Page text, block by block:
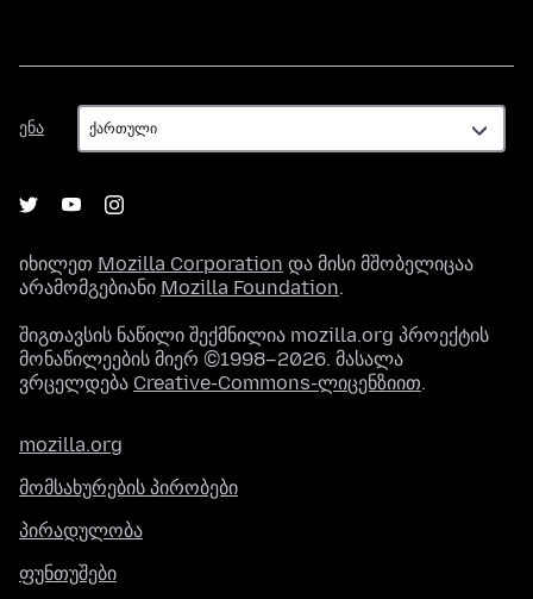
ენა
ენა
იხილეთ Mozilla Corporation და მისი მშობელიცაა
არამომგებიანი Mozilla Foundation.
შიგთავსის ნაწილი შექმნილია mozilla.org პროექტის
მონაწილეების მიერ ©1998–2026. მასალა
ვრცელდება Creative-Commons-ლიცენზიით.
mozilla.org
მომსახურების პირობები
პირადულობა
ფუნთუშები